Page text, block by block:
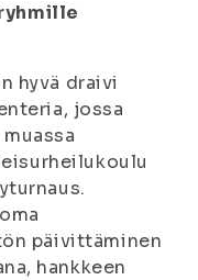
hyvä draivi
jossa
päivittäminen
hankkeen